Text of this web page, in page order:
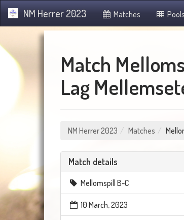
NM Herrer 2023 Matches Pools
Match
Lag
NM Herrer 2023 Matches
Match details
Mellomspill B-C
10 March, 2023